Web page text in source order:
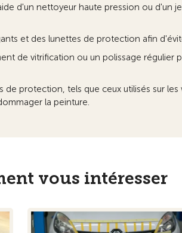
d'un nettoyeur haute pression ou d'un
et des lunettes de protection afin
de vitrification ou un polissage régulier
de protection, tels que ceux utilisés sur
la peinture.
vous intéresser